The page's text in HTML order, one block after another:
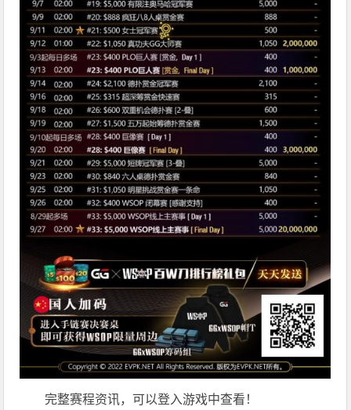
完整赛程资讯，可以登入游戏中查看！